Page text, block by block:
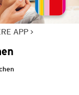
APP